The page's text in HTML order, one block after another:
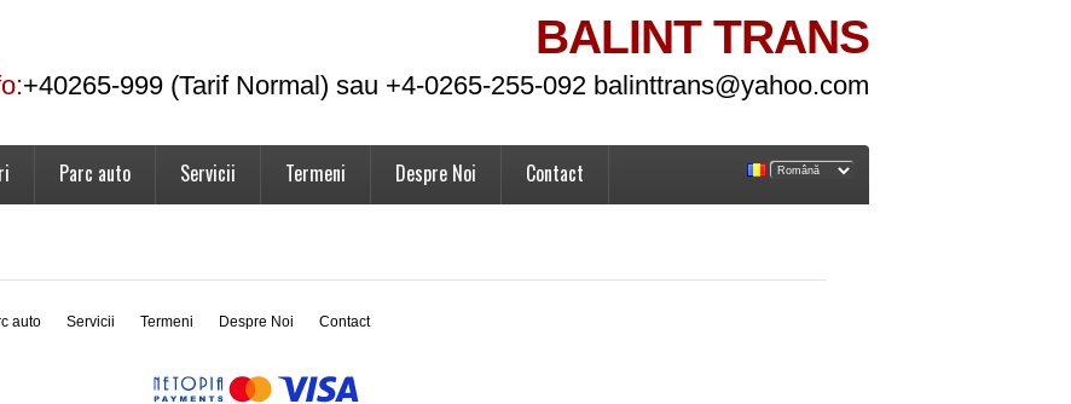
BALINT TRANS
+40265-999 (Tarif Normal) sau +4-0265-255-092 balinttrans@yahoo.com
Parc auto Servicii Termeni Despre Noi Contact
auto Servicii Termeni Despre Noi Contact